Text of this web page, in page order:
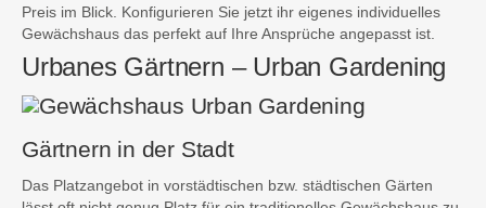
Preis im Blick. Konfigurieren Sie jetzt ihr eigenes individuelles
Gewächshaus das perfekt auf Ihre Ansprüche angepasst ist.
Urbanes Gärtnern – Urban Gardening
Gärtnern in der Stadt
Das Platzangebot in vorstädtischen bzw. städtischen Gärten